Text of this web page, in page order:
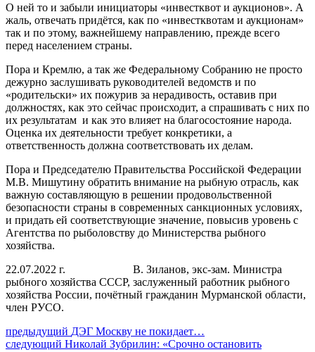
О ней то и забыли инициаторы «инвестквот и аукционов». А
жаль, отвечать придётся, как по «инвестквотам и аукционам»
так и по этому, важнейшему направлению, прежде всего
перед населением страны.
Пора и Кремлю, а так же Федеральному Собранию не просто
дежурно заслушивать руководителей ведомств и по
«родительски» их пожурив за нерадивость, оставив при
должностях, как это сейчас происходит, а спрашивать с них по
их результатам и как это влияет на благосостояние народа.
Оценка их деятельности требует конкретики, а
ответственность должна соответствовать их делам.
Пора и Председателю Правительства Российской Федерации
М.В. Мишутину обратить внимание на рыбную отрасль, как
важную составляющую в решении продовольственной
безопасности страны в современных санкционных условиях,
и придать ей соответствующие значение, повысив уровень с
Агентства по рыболовству до Министерства рыбного
хозяйства.
22.07.2022 г. В. Зиланов, экс-зам. Министра
рыбного хозяйства СССР, заслуженный работник рыбного
хозяйства России, почётный гражданин Мурманской области,
член РУСО.
Навигация
предыдущий Предыдущий
пост:
ДЭГ Москву не покидает…
следующий Следующее
Николай Зубрилин: «Срочно остановить